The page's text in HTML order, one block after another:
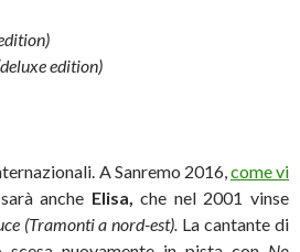
edition)
A Sanremo 2016, come vi
anche Elisa,che nel 2001 vinse
(Tramonti a nord-est). La cantante di